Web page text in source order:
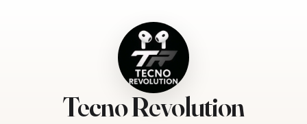
Tecno Revolution